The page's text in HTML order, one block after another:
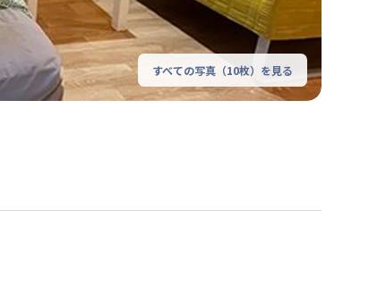
すべての写真（10枚）を見る